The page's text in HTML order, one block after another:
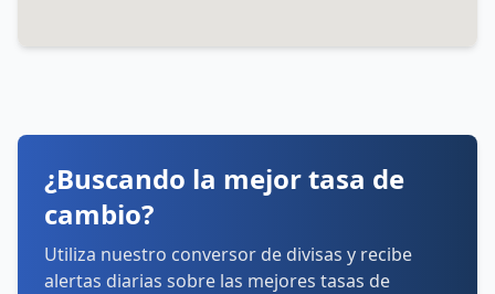
viernes: 9:00–19:30
Cómo llegar Ver detalles
¿Buscando la mejor tasa de
cambio?
Utiliza nuestro conversor de divisas y recibe
alertas diarias sobre las mejores tasas de